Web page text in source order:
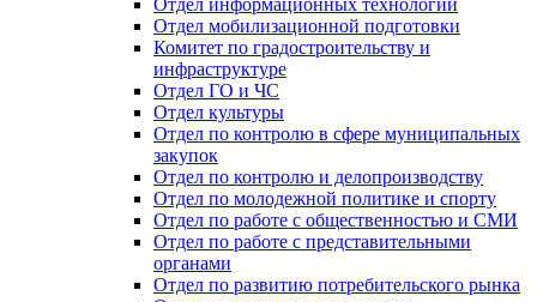
Отдел мобилизационной подготовки
Комитет по градостроительству и
инфраструктуре
Отдел ГО и ЧС
Отдел культуры
Отдел по контролю в сфере муниципальных
закупок
Отдел по контролю и делопроизводству
Отдел по молодежной политике и спорту
Отдел по работе с общественностью и СМИ
Отдел по работе с представительными
органами
Отдел по развитию потребительского рынка